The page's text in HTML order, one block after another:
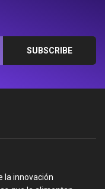
la innovación